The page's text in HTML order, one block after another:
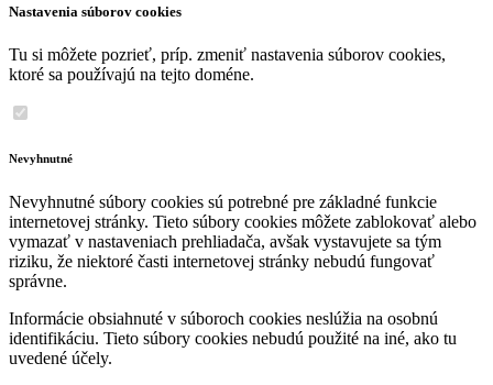
Nastavenia súborov cookies
Tu si môžete pozrieť, príp. zmeniť nastavenia súborov cookies,
ktoré sa používajú na tejto doméne.
Nevyhnutné
Nevyhnutné súbory cookies sú potrebné pre základné funkcie
internetovej stránky. Tieto súbory cookies môžete zablokovať alebo
vymazať v nastaveniach prehliadača, avšak vystavujete sa tým
riziku, že niektoré časti internetovej stránky nebudú fungovať
správne.
Informácie obsiahnuté v súboroch cookies neslúžia na osobnú
identifikáciu. Tieto súbory cookies nebudú použité na iné, ako tu
uvedené účely.